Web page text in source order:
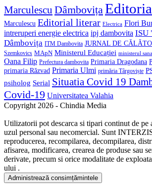
Marculescu Dâmbovița
Marculescu Editorial literar Electrica Flori
intreruperi energie electrica ipj dambovita ISU
Dâmbovița ITM Dambovita JURNAL DE
Szemkovics MApN Ministerul Educației ministerul
Oana Filip Prefectura dambovita Primaria Dragodana
primaria Răzvad Primaria Ulmi primăria Târgoviște
psiholog Serial Situatia Covid 19
Covid-19 Universitatea Valahia
Copyright 2026 - Chindia Media
Utilizatorii pot descarca si tipari continut de pe
uzul personal sau necomercial. Sunt
reproducerea, recompilarea, decompilarea,
afisarea, modificarea, crearea de produse sau
derivate, precum si orice modalitate de
ului .
Administrează consimțămintele